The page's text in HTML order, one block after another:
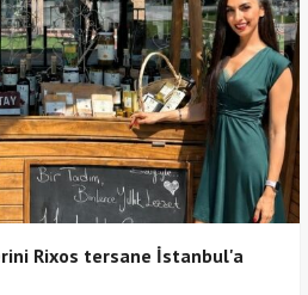
Rixos tersane İstanbul'a